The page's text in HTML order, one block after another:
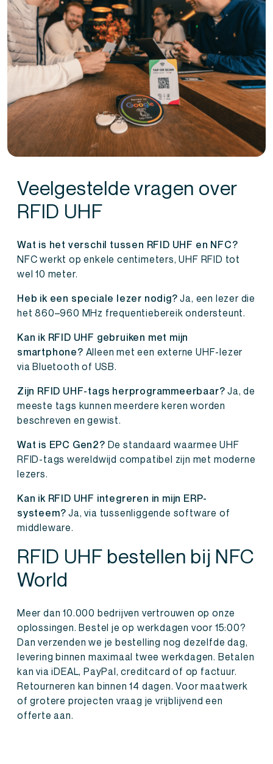
Veelgestelde vragen over
RFID UHF
Wat is het verschil tussen RFID UHF en NFC?
NFC werkt op enkele centimeters, UHF RFID tot
wel 10 meter.
Heb ik een speciale lezer nodig? Ja, een lezer die
het 860–960 MHz frequentiebereik ondersteunt.
Kan ik RFID UHF gebruiken met mijn
smartphone? Alleen met een externe UHF-lezer
via Bluetooth of USB.
Zijn RFID UHF-tags herprogrammeerbaar? Ja, de
meeste tags kunnen meerdere keren worden
beschreven en gewist.
Wat is EPC Gen2? De standaard waarmee UHF
RFID-tags wereldwijd compatibel zijn met moderne
lezers.
Kan ik RFID UHF integreren in mijn ERP-
systeem? Ja, via tussenliggende software of
middleware.
RFID UHF bestellen bij NFC
World
Meer dan 10.000 bedrijven vertrouwen op onze
oplossingen. Bestel je op werkdagen voor 15:00?
Dan verzenden we je bestelling nog dezelfde dag,
levering binnen maximaal twee werkdagen. Betalen
kan via iDEAL, PayPal, creditcard of op factuur.
Retourneren kan binnen 14 dagen. Voor maatwerk
of grotere projecten vraag je vrijblijvend een
offerte aan.